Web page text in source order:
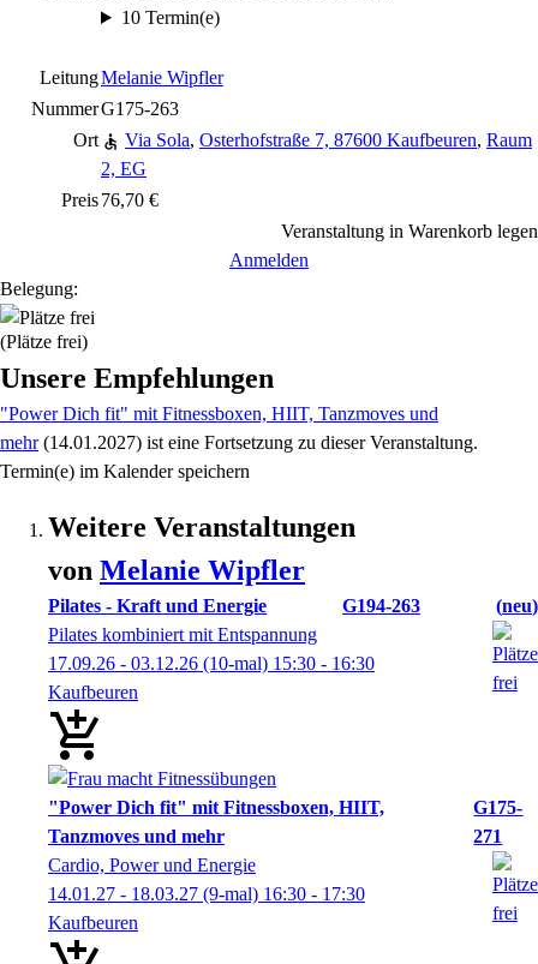
10 Termin(e)
LeitungMelanie Wipfler
NummerG175-263
Ort
Via Sola, Osterhofstraße 7, 87600 Kaufbeuren, Raum
2, EG
Preis76,70 €
Veranstaltung in Warenkorb legen
Anmelden
Belegung:
(Plätze frei)
Unsere Empfehlungen
"Power Dich fit" mit Fitnessboxen, HIIT, Tanzmoves und
mehr(14.01.2027) ist eine Fortsetzung zu dieser Veranstaltung.
Termin(e) im Kalender speichern
Weitere Veranstaltungen
von Melanie Wipfler
Pilates - Kraft und Energie G194-263
neu
Pilates kombiniert mit Entspannung
17.09.26 - 03.12.26 (10-mal) 15:30 - 16:30
Kaufbeuren
"Power Dich fit" mit Fitnessboxen, HIIT,
Tanzmoves und mehr
G175-
271
Cardio, Power und Energie
14.01.27 - 18.03.27 (9-mal) 16:30 - 17:30
Kaufbeuren